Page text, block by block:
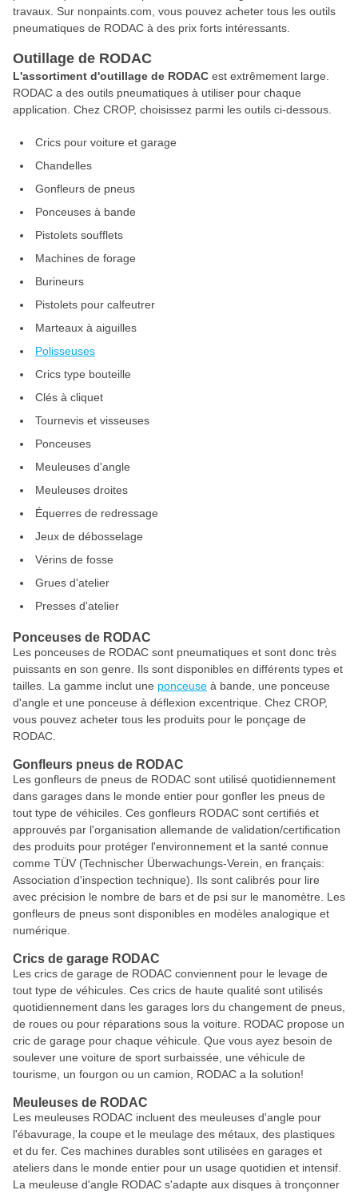
travaux. Sur nonpaints.com, vous pouvez acheter tous les outils
pneumatiques de RODAC à des prix forts intéressants.
Outillage de RODAC
L'assortiment d'outillage de RODAC est extrêmement large.
RODAC a des outils pneumatiques à utiliser pour chaque
application. Chez CROP, choisissez parmi les outils ci-dessous.
Crics pour voiture et garage
Chandelles
Gonfleurs de pneus
Ponceuses à bande
Pistolets soufflets
Machines de forage
Burineurs
Pistolets pour calfeutrer
Marteaux à aiguilles
Polisseuses
Crics type bouteille
Clés à cliquet
Tournevis et visseuses
Ponceuses
Meuleuses d'angle
Meuleuses droites
Équerres de redressage
Jeux de débosselage
Vérins de fosse
Grues d'atelier
Presses d'atelier
Ponceuses de RODAC
Les ponceuses de RODAC sont pneumatiques et sont donc très
puissants en son genre. Ils sont disponibles en différents types et
tailles. La gamme inclut une ponceuse à bande, une ponceuse
d'angle et une ponceuse à déflexion excentrique. Chez CROP,
vous pouvez acheter tous les produits pour le ponçage de
RODAC.
Gonfleurs pneus de RODAC
Les gonfleurs de pneus de RODAC sont utilisé quotidiennement
dans garages dans le monde entier pour gonfler les pneus de
tout type de véhiciles. Ces gonfleurs RODAC sont certifiés et
approuvés par l'organisation allemande de validation/certification
des produits pour protéger l'environnement et la santé connue
comme TÜV (Technischer Überwachungs-Verein, en français:
Association d'inspection technique). Ils sont calibrés pour lire
avec précision le nombre de bars et de psi sur le manomètre. Les
gonfleurs de pneus sont disponibles en modèles analogique et
numérique.
Crics de garage RODAC
Les crics de garage de RODAC conviennent pour le levage de
tout type de véhicules. Ces crics de haute qualité sont utilisés
quotidiennement dans les garages lors du changement de pneus,
de roues ou pour réparations sous la voiture. RODAC propose un
cric de garage pour chaque véhicule. Que vous ayez besoin de
soulever une voiture de sport surbaissée, une véhicule de
tourisme, un fourgon ou un camion, RODAC a la solution!
Meuleuses de RODAC
Les meuleuses RODAC incluent des meuleuses d'angle pour
l'ébavurage, la coupe et le meulage des métaux, des plastiques
et du fer. Ces machines durables sont utilisées en garages et
ateliers dans le monde entier pour un usage quotidien et intensif.
La meuleuse d'angle RODAC s'adapte aux disques à tronçonner